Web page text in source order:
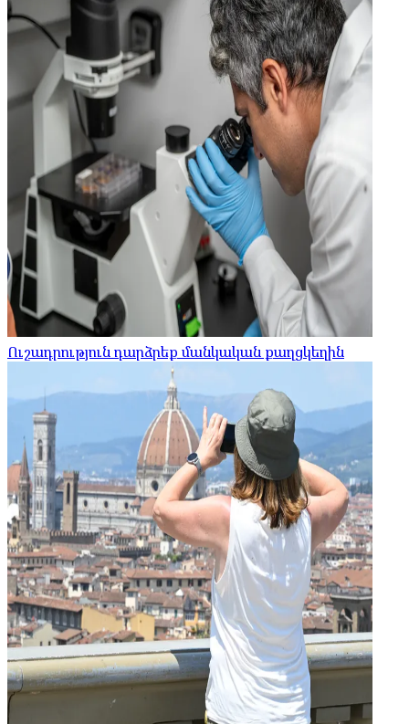
Ուշադրություն դարձրեք մանկական քաղցկեղին